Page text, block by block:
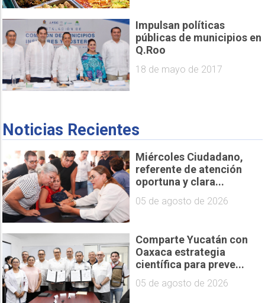
Impulsan políticas
públicas de municipios en
Q.Roo
18 de mayo de 2017
Noticias Recientes
Miércoles Ciudadano,
referente de atención
oportuna y clara...
05 de agosto de 2026
Comparte Yucatán con
Oaxaca estrategia
científica para preve...
05 de agosto de 2026